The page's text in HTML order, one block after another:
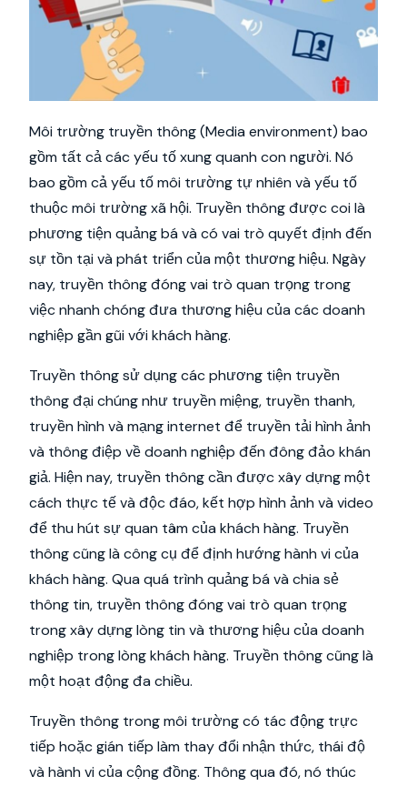
Môi trường truyền thông (Media environment) bao
gồm tất cả các yếu tố xung quanh con người. Nó
bao gồm cả yếu tố môi trường tự nhiên và yếu tố
thuộc môi trường xã hội. Truyền thông được coi là
phương tiện quảng bá và có vai trò quyết định đến
sự tồn tại và phát triển của một thương hiệu. Ngày
nay, truyền thông đóng vai trò quan trọng trong
việc nhanh chóng đưa thương hiệu của các doanh
nghiệp gần gũi với khách hàng.
Truyền thông sử dụng các phương tiện truyền
thông đại chúng như truyền miệng, truyền thanh,
truyền hình và mạng internet để truyền tải hình ảnh
và thông điệp về doanh nghiệp đến đông đảo khán
giả. Hiện nay, truyền thông cần được xây dựng một
cách thực tế và độc đáo, kết hợp hình ảnh và video
để thu hút sự quan tâm của khách hàng. Truyền
thông cũng là công cụ để định hướng hành vi của
khách hàng. Qua quá trình quảng bá và chia sẻ
thông tin, truyền thông đóng vai trò quan trọng
trong xây dựng lòng tin và thương hiệu của doanh
nghiệp trong lòng khách hàng. Truyền thông cũng là
một hoạt động đa chiều.
Truyền thông trong môi trường có tác động trực
tiếp hoặc gián tiếp làm thay đổi nhận thức, thái độ
và hành vi của cộng đồng. Thông qua đó, nó thúc